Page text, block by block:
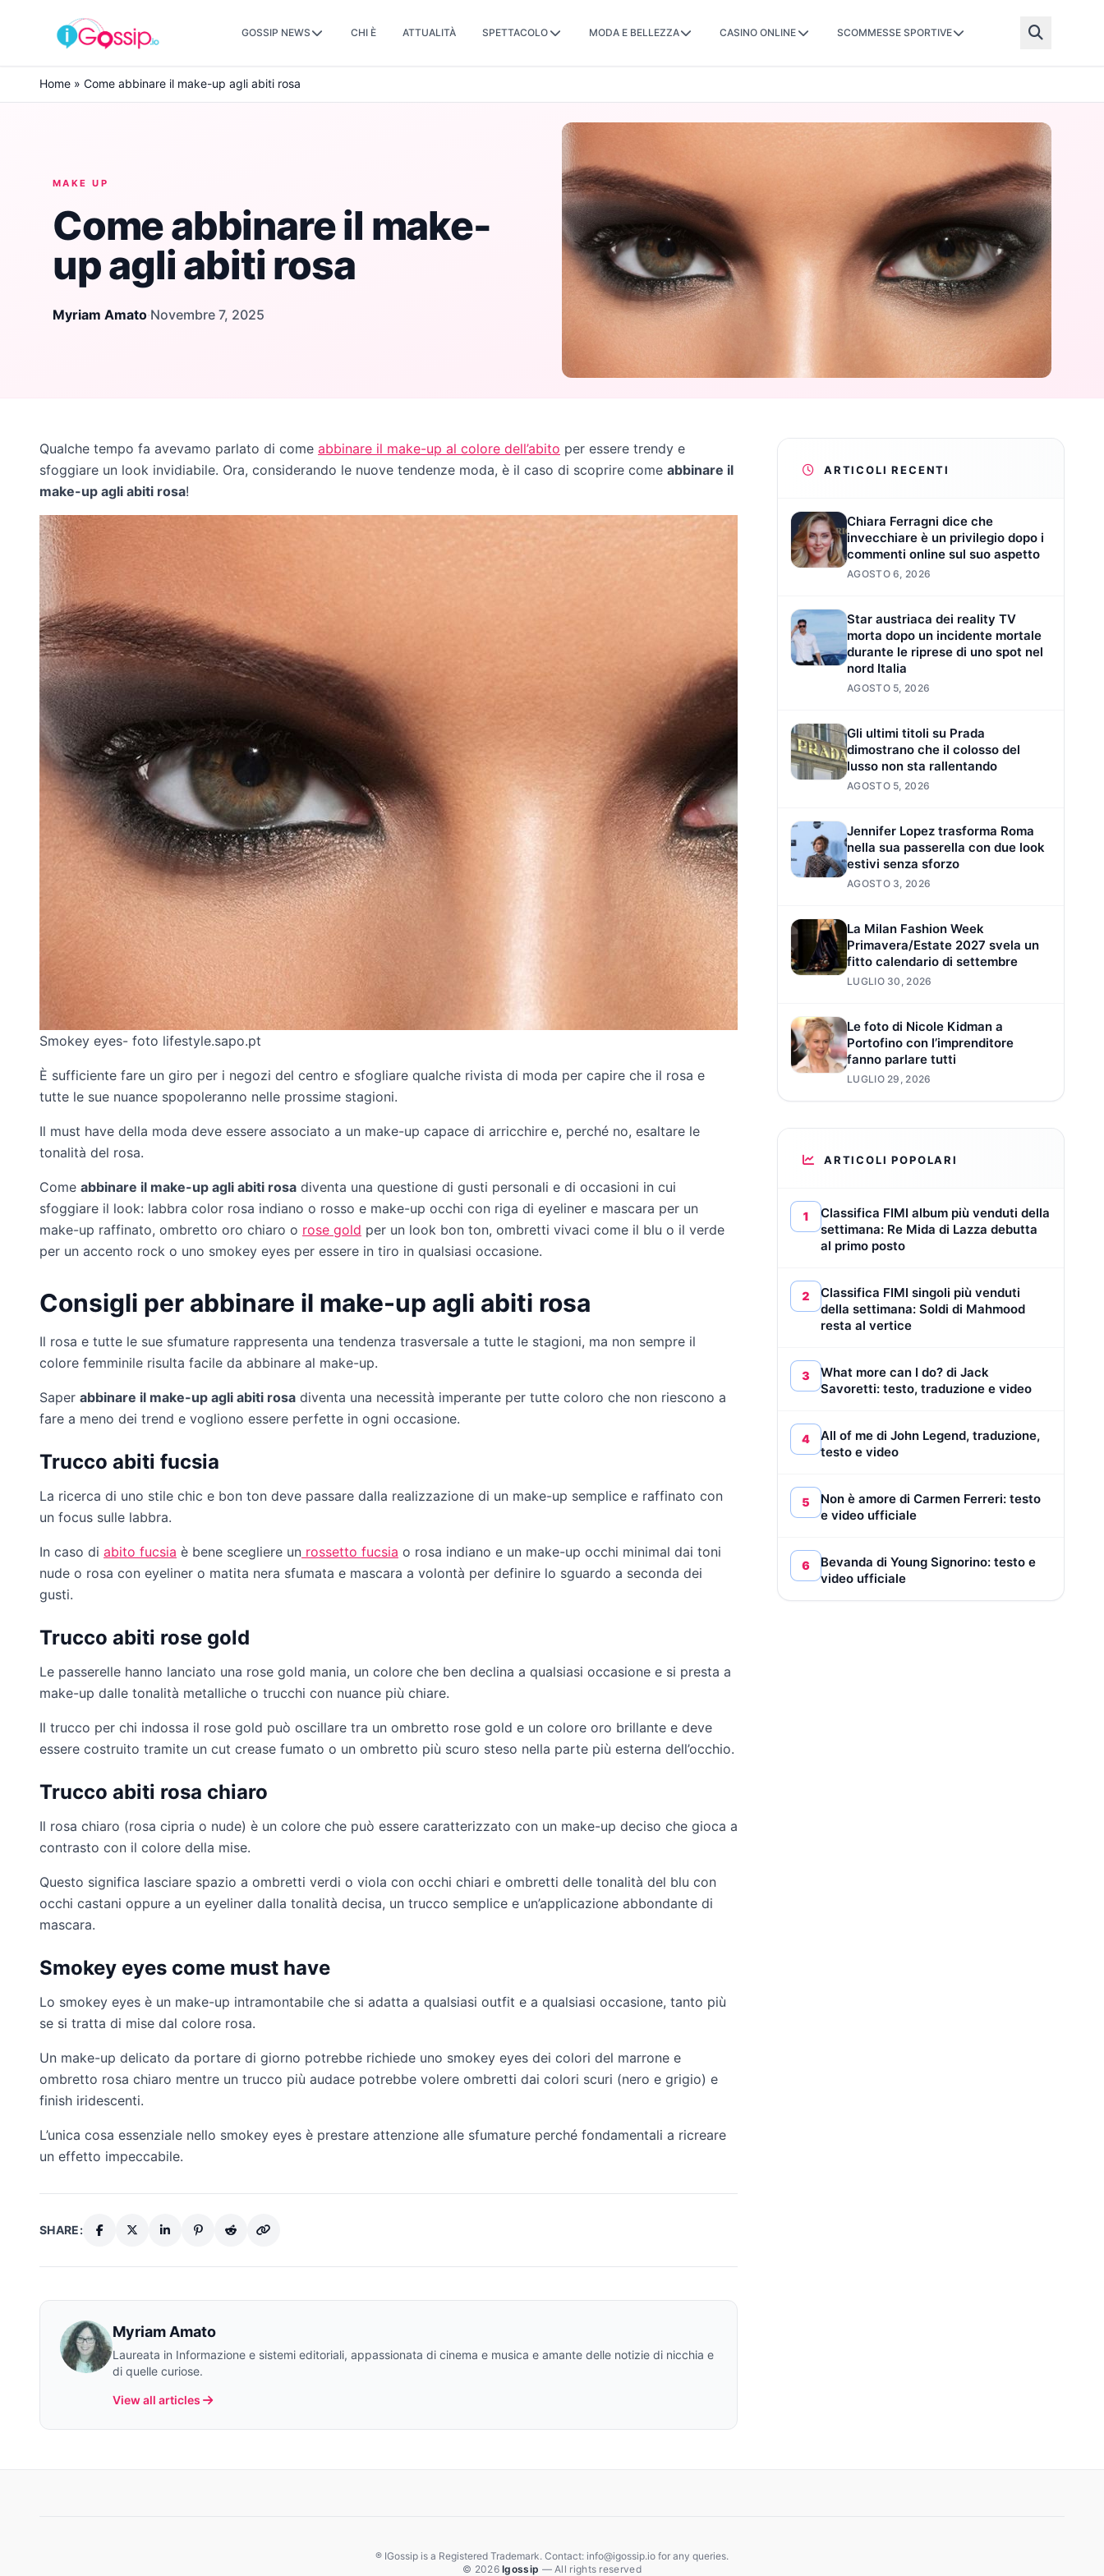
Skip to content
GOSSIP NEWS CHI È ATTUALITÀ SPETTACOLO MODA E BELLEZZA CASINO ONLINE SCOMMESSE SPORTIVE
Home » Come abbinare il make-up agli abiti rosa
MAKE UP
Come abbinare il make-
up agli abiti rosa
Myriam Amato·Novembre 7, 2025
Qualche tempo fa avevamo parlato di come abbinare il make-up al colore dell’abito per essere trendy e
sfoggiare un look invidiabile. Ora, considerando le nuove tendenze moda, è il caso di scoprire come abbinare il
make-up agli abiti rosa!
Smokey eyes- foto lifestyle.sapo.pt
È sufficiente fare un giro per i negozi del centro e sfogliare qualche rivista di moda per capire che il rosa e
tutte le sue nuance spopoleranno nelle prossime stagioni.
Il must have della moda deve essere associato a un make-up capace di arricchire e, perché no, esaltare le
tonalità del rosa.
Come abbinare il make-up agli abiti rosa diventa una questione di gusti personali e di occasioni in cui
sfoggiare il look: labbra color rosa indiano o rosso e make-up occhi con riga di eyeliner e mascara per un
make-up raffinato, ombretto oro chiaro o rose gold per un look bon ton, ombretti vivaci come il blu o il verde
per un accento rock o uno smokey eyes per essere in tiro in qualsiasi occasione.
Consigli per abbinare il make-up agli abiti rosa
Il rosa e tutte le sue sfumature rappresenta una tendenza trasversale a tutte le stagioni, ma non sempre il
colore femminile risulta facile da abbinare al make-up.
Saper abbinare il make-up agli abiti rosa diventa una necessità imperante per tutte coloro che non riescono a
fare a meno dei trend e vogliono essere perfette in ogni occasione.
Trucco abiti fucsia
La ricerca di uno stile chic e bon ton deve passare dalla realizzazione di un make-up semplice e raffinato con
un focus sulle labbra.
In caso di abito fucsia è bene scegliere un rossetto fucsia o rosa indiano e un make-up occhi minimal dai toni
nude o rosa con eyeliner o matita nera sfumata e mascara a volontà per definire lo sguardo a seconda dei
gusti.
Trucco abiti rose gold
Le passerelle hanno lanciato una rose gold mania, un colore che ben declina a qualsiasi occasione e si presta a
make-up dalle tonalità metalliche o trucchi con nuance più chiare.
Il trucco per chi indossa il rose gold può oscillare tra un ombretto rose gold e un colore oro brillante e deve
essere costruito tramite un cut crease fumato o un ombretto più scuro steso nella parte più esterna dell’occhio.
Trucco abiti rosa chiaro
Il rosa chiaro (rosa cipria o nude) è un colore che può essere caratterizzato con un make-up deciso che gioca a
contrasto con il colore della mise.
Questo significa lasciare spazio a ombretti verdi o viola con occhi chiari e ombretti delle tonalità del blu con
occhi castani oppure a un eyeliner dalla tonalità decisa, un trucco semplice e un’applicazione abbondante di
mascara.
Smokey eyes come must have
Lo smokey eyes è un make-up intramontabile che si adatta a qualsiasi outfit e a qualsiasi occasione, tanto più
se si tratta di mise dal colore rosa.
Un make-up delicato da portare di giorno potrebbe richiede uno smokey eyes dei colori del marrone e
ombretto rosa chiaro mentre un trucco più audace potrebbe volere ombretti dai colori scuri (nero e grigio) e
finish iridescenti.
L’unica cosa essenziale nello smokey eyes è prestare attenzione alle sfumature perché fondamentali a ricreare
un effetto impeccabile.
SHARE:
Myriam Amato
Laureata in Informazione e sistemi editoriali, appassionata di cinema e musica e amante delle notizie di nicchia e
di quelle curiose.
View all articles
ARTICOLI RECENTI
Chiara Ferragni dice che
invecchiare è un privilegio dopo i
commenti online sul suo aspetto
AGOSTO 6, 2026
Star austriaca dei reality TV
morta dopo un incidente mortale
durante le riprese di uno spot nel
nord Italia
AGOSTO 5, 2026
Gli ultimi titoli su Prada
dimostrano che il colosso del
lusso non sta rallentando
AGOSTO 5, 2026
Jennifer Lopez trasforma Roma
nella sua passerella con due look
estivi senza sforzo
AGOSTO 3, 2026
La Milan Fashion Week
Primavera/Estate 2027 svela un
fitto calendario di settembre
LUGLIO 30, 2026
Le foto di Nicole Kidman a
Portofino con l’imprenditore
fanno parlare tutti
LUGLIO 29, 2026
ARTICOLI POPOLARI
1
Classifica FIMI album più venduti della
settimana: Re Mida di Lazza debutta
al primo posto
2
Classifica FIMI singoli più venduti
della settimana: Soldi di Mahmood
resta al vertice
3
What more can I do? di Jack
Savoretti: testo, traduzione e video
4
All of me di John Legend, traduzione,
testo e video
5
Non è amore di Carmen Ferreri: testo
e video ufficiale
6
Bevanda di Young Signorino: testo e
video ufficiale
® IGossip is a Registered Trademark. Contact: info@igossip.io for any queries.
© 2026Igossip — All rights reserved